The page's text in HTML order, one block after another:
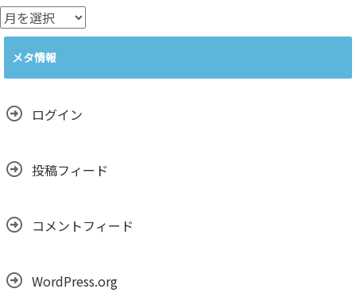
ー
ア
ー
メタ情報
ログイン
投稿フィード
コメントフィード
WordPress.org